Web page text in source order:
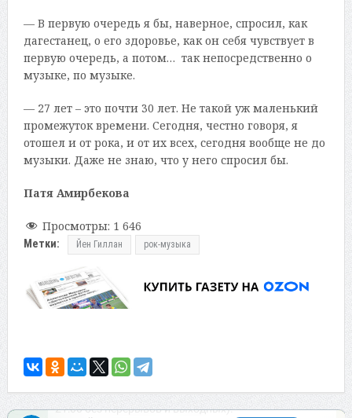
— В первую очередь я бы, наверное, спросил, как
дагестанец, о его здоровье, как он себя чувствует в
первую очередь, а потом… так непосредственно о
музыке, по музыке.
— 27 лет – это почти 30 лет. Не такой уж маленький
промежуток времени. Сегодня, честно говоря, я
отошел и от рока, и от их всех, сегодня вообще не до
музыки. Даже не знаю, что у него спросил бы.
Патя Амирбекова
Просмотры: 1 646
Метки: Йен Гиллан рок-музыка